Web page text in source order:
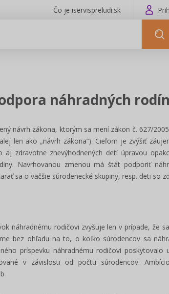
Čo je iservispreludi.sk
náhradných rodín
návrh zákona, ktorým sa mení zákon č. 627/
len ako „návrh zákona“). Cieľom je zvýšiť
aj zdravotne znevýhodnených detí úpravou
Navrhovanou zmenou má štát podporiť
sa o väčšie súrodenecké skupiny, resp. deti so
náhradnému rodičovi zvyšuje len v prípade, že
bez ohľadu na to, o koľko súrodencov sa
príspevku náhradnému rodičovi
v závislosti od počtu súrodencov.